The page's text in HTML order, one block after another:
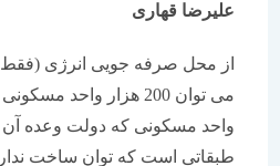
علیرضا قهاری
از محل صرفه جویی انرژی (فقط گاز )
طبقاتی است که توان ساخت ندارند آنها